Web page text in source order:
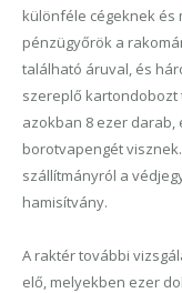
különféle cégeknek és
pénzügyőrök a
található áruval, és
szereplő kartondobozt
azokban 8 ezer darab,
borotvapengét
szállítmányról a
hamisítvány.
A raktér további
elő, melyekben ezer